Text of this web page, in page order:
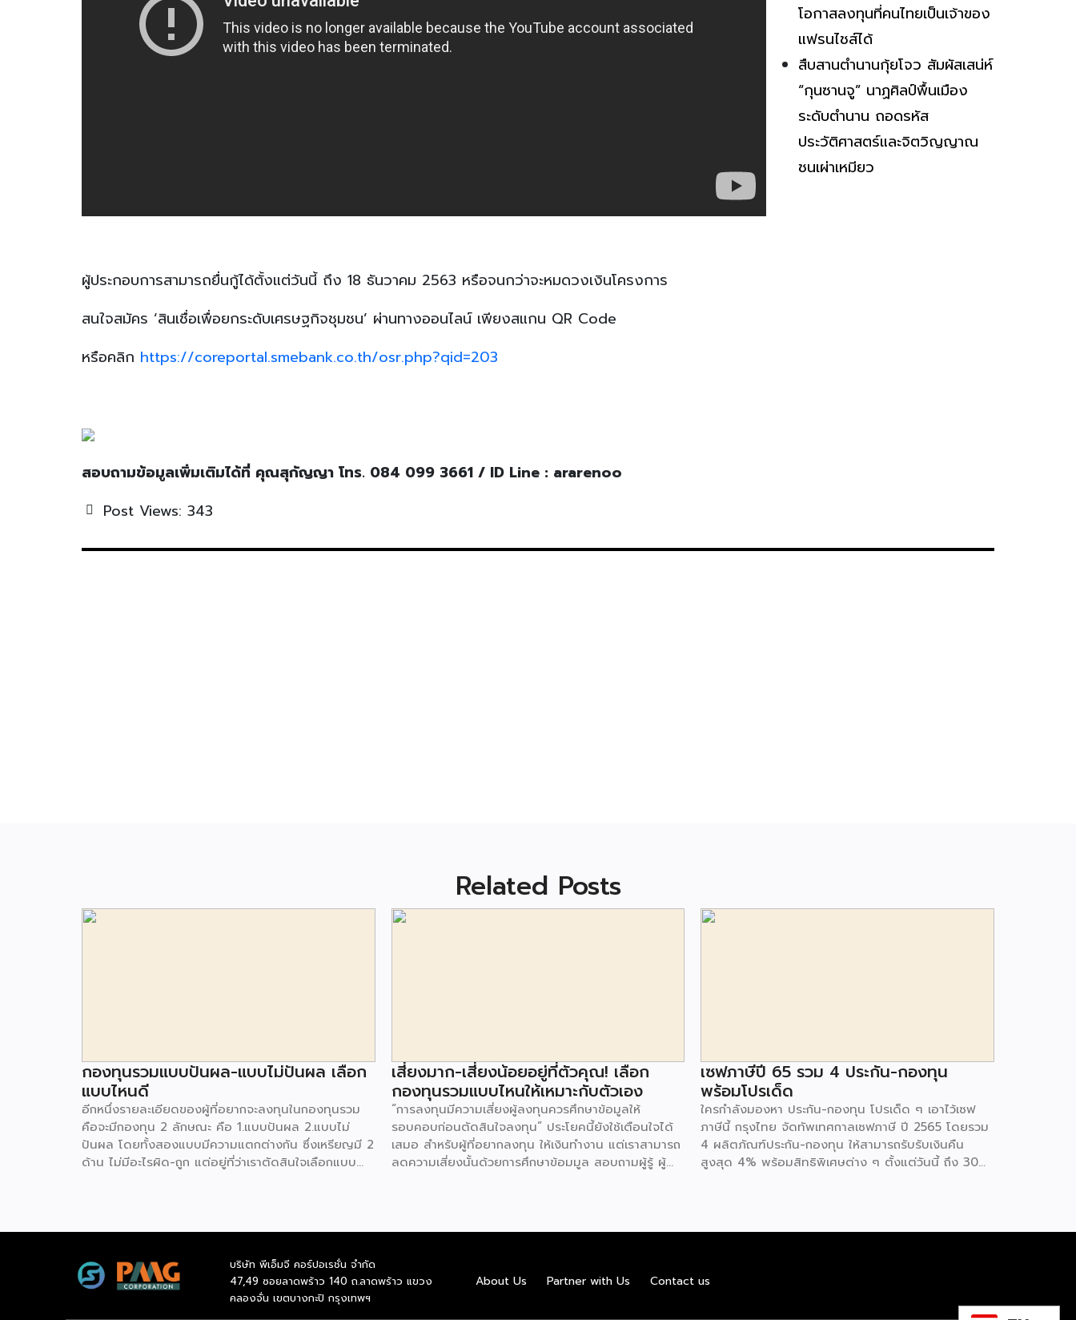
ผู้ประกอบการสามารถยื่นกู้ได้ตั้งแต่วันนี้ ถึง 18 ธันวาคม 2563 หรือจนกว่าจะหมดวงเงินโครงการ
สนใจสมัคร ‘สินเชื่อเพื่อยกระดับเศรษฐกิจชุมชน’ ผ่านทางออนไลน์ เพียงสแกน QR Code
หรือคลิก https://coreportal.smebank.co.th/osr.php?qid=203
สอบถามข้อมูลเพิ่มเติมได้ที่ คุณสุกัญญา โทร. 084 099 3661 / ID Line : ararenoo
Post Views: 343
โอกาสลงทุนที่คนไทยเป็นเจ้าของ
แฟรนไชส์ได้
สืบสานตำนานกุ้ยโจว สัมผัสเสน่ห์
“กุนซานจู” นาฏศิลป์พื้นเมือง
ระดับตำนาน ถอดรหัส
ประวัติศาสตร์และจิตวิญญาณ
ชนเผ่าเหมียว
Related Posts
กองทุนรวมแบบปันผล-แบบไม่ปันผล เลือก
แบบไหนดี
อีกหนึ่งรายละเอียดของผู้ที่อยากจะลงทุนในกองทุนรวม
คือจะมีกองทุน 2 ลักษณะ คือ 1.แบบปันผล 2.แบบไม่
ปันผล โดยทั้งสองแบบมีความแตกต่างกัน ซึ่งเหรียญมี 2
ด้าน ไม่มีอะไรผิด-ถูก แต่อยู่ที่ว่าเราตัดสินใจเลือกแบบ
อธิบายให้เข้าใจง่าย ๆ คือช่วงเวลาที่เราลงทุนจะมีการจ่าย
ภายใน 1 ปี จะมีการจ่ายเงินปันผลกี่ครั้ง ซึ่งผลตอบแทนก็
ขึ้นอยู่กับผลการดำเนินงานของกองทุนนั้น ๆ ด้านข้อดี-
ข้อเสียของกองทุนรวมแบบจ่ายปันผลนั้น หากมองมุม
เสี่ยงมาก-เสี่ยงน้อยอยู่ที่ตัวคุณ! เลือก
กองทุนรวมแบบไหนให้เหมาะกับตัวเอง
“การลงทุนมีความเสี่ยงผู้ลงทุนควรศึกษาข้อมูลให้
รอบคอบก่อนตัดสินใจลงทุน” ประโยคนี้ยังใช้เตือนใจได้
เสมอ สำหรับผู้ที่อยากลงทุน ให้เงินทำงาน แต่เราสามารถ
ลดความเสี่ยงนั้นด้วยการศึกษาข้อมมูล สอบถามผู้รู้ ผู้
โดยไม่รู้เรื่องอะไร แน่อนว่า “กองทุนรวม” มีความเสี่ยง 8
กองทุนรวมตลาดเงินในประเทศผสมต่างประเทศระดับ 3
เซฟภาษีปี 65 รวม 4 ประกัน-กองทุน
พร้อมโปรเด็ด
ใครกำลังมองหา ประกัน-กองทุน โปรเด็ด ๆ เอาไว้เซฟ
ภาษีนี้ กรุงไทย จัดทัพเทศกาลเซฟภาษี ปี 2565 โดยรวม
4 ผลิตภัณฑ์ประกัน-กองทุน ให้สามารถรับรับเงินคืน
สูงสุด 4% พร้อมสิทธิพิเศษต่าง ๆ ตั้งแต่วันนี้ ถึง 30
18, Life Retire 5, Mea extra, iWealthy และ iLink
iShield, Healthy Ultra, Life Protect 18, […]
บริษัท พีเอ็มจี คอร์ปอเรชั่น จำกัด
47,49 ซอยลาดพร้าว 140 ถ.ลาดพร้าว แขวง
คลองจั่น เขตบางกะปิ กรุงเทพฯ
About Us Partner with Us Contact us